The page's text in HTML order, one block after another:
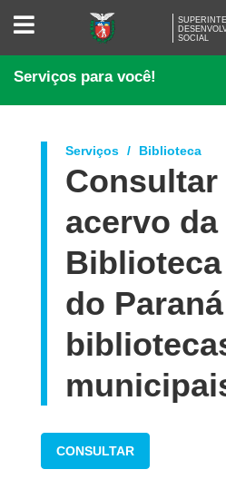
SUPERINTENDÊNCIA
DESENVOLVIMENTO
ECONÔMICO
E
SOCIAL
Serviços para você!
Serviços Biblioteca
Consultar
acervo da
do
CONSULTAR